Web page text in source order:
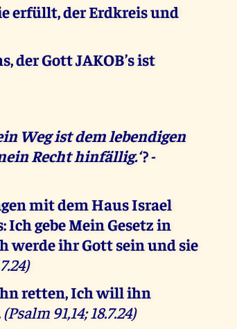
erfüllt, der Erdkreis und
der Gott JAKOB’s ist
Weg ist dem lebendigen
Recht hinfällig.‘? -
mit dem Haus Israel
Ich gebe Mein Gesetz in
werde ihr Gott sein und sie
retten, Ich will ihn
(Psalm 91,14; 18.7.24)